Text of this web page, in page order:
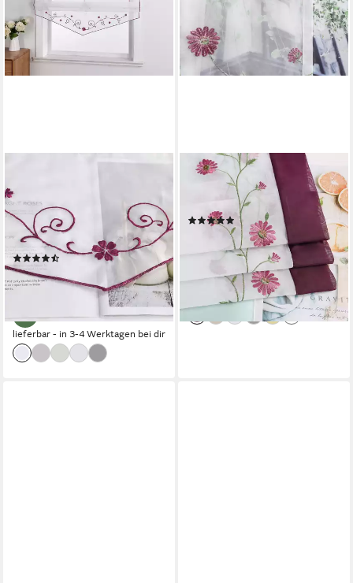
Stangendurchzug, mit
Schicker dreieckiger Saum,
Voile Stickerei Bändchenrollo
(3)
24,29 €
-19%
lieferbar - in 3-4 Werktagen bei dir
JOYSWAHL
Raffrollo, Bestickte Gardine
mit Blumen, Landhausstil
(3)
ab 30,86 € UVP39,99 €
-23%
lieferbar - in 3-4 Werktagen bei dir
+1